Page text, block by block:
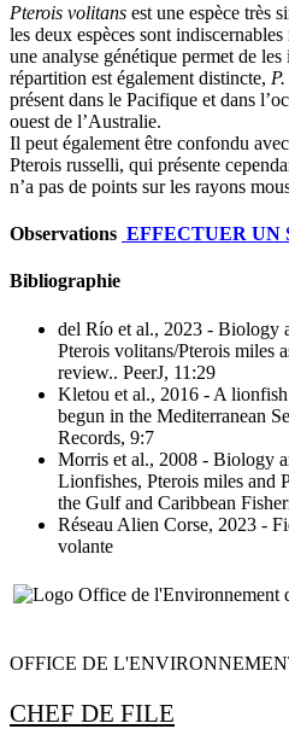
Pterois volitans est une espèce très
les deux espèces sont
une analyse génétique permet de
répartition est également distincte,
présent dans le Pacifique et dans
ouest de l’Australie.
Il peut également être confondu
Pterois russelli, qui présente
n’a pas de points sur les rayons
Observations EFFECTUER UN
Bibliographie
del Río et al., 2023 - Biology
Pterois volitans/Pterois miles
review.. PeerJ, 11:29
Kletou et al., 2016 - A lionfish
begun in the Mediterranean
Records, 9:7
Morris et al., 2008 - Biology
Lionfishes, Pterois miles and
the Gulf and Caribbean
Réseau Alien Corse, 2023 -
volante
OFFICE DE
CHEF DE FILE